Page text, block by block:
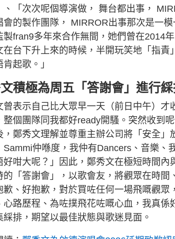
、「次次呢個導演做， 舞台都出事，
會的製作團隊， MIRROR出事那次是一
製fran9多年來合作無間，她們曾在2014
在台下升上來的時候，半開玩笑地「指責
起歌。」
積極為周五「答謝會」進行
曾表示自己比大眾早一天（前日中午）
整個團隊同我都好ready開騷。突然收到
，鄭秀文理解並尊重主辦公司將「安全
Sammi仲喺度，我仲有Dancers、音樂、
好咁大呢？」因此，鄭秀文在極短時間
的「答謝會」，以歌會友，將觀眾在時
歉、好抱歉，對於買咗任何一場飛嘅觀眾
心路歷程、為咗撲飛花咗嘅心血，我真
綵排，期望以最佳狀態與歌迷見面。